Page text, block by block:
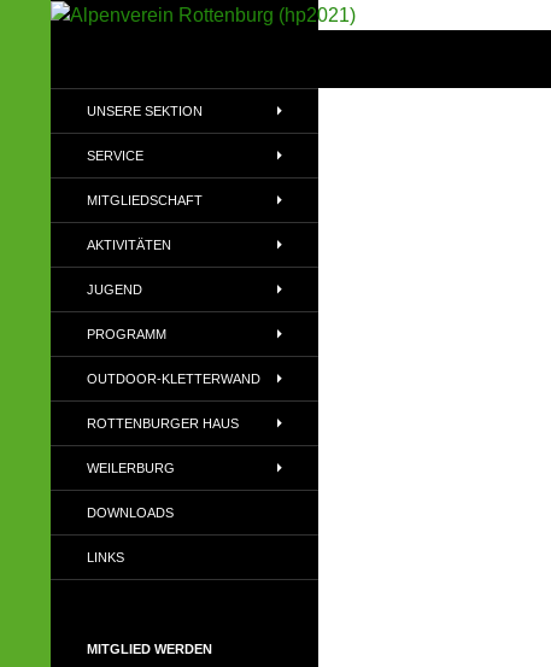
(DAV)
UNSERE SEKTION
SERVICE
MITGLIEDSCHAFT
AKTIVITÄTEN
JUGEND
PROGRAMM
OUTDOOR-KLETTERWAND
ROTTENBURGER HAUS
WEILERBURG
DOWNLOADS
LINKS
MITGLIED WERDEN